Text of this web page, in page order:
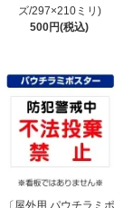
ズ/297×210ミリ)
500円(税込)
〔屋外用 パウチラミポ